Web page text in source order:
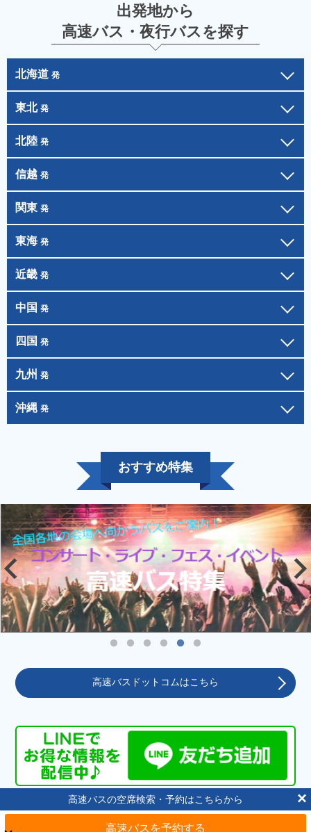
出発地から
高速バス・夜行バスを探す
北海道 発
東北 発
北陸 発
信越 発
関東 発
東海 発
近畿 発
中国 発
四国 発
九州 発
沖縄 発
おすすめ特集
高速バスドットコムはこちら
ドットコラム 長野のバス停
高速バスの空席検索・予約はこちらから ×
高速バスを予約する